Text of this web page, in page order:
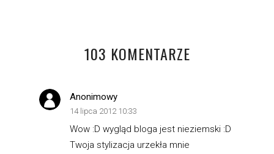
103 KOMENTARZE
Anonimowy
14 lipca 2012 10:33
Wow :D wygląd bloga jest nieziemski :D
Twoja stylizacja urzekła mnie